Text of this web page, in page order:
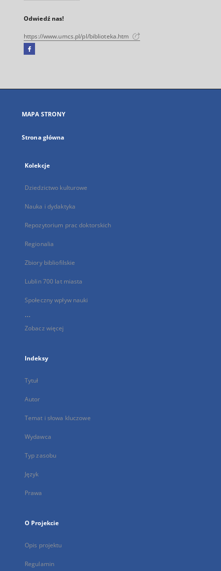
Odwiedź nas!
https://www.umcs.pl/pl/biblioteka.htm
Facebook
się
karcie
MAPA STRONY
Strona główna
Kolekcje
Dziedzictwo kulturowe
Nauka i dydaktyka
Repozytorium prac doktorskich
Regionalia
Zbiory bibliofilskie
Lublin 700 lat miasta
Społeczny wpływ nauki
...
Zobacz więcej
Indeksy
Tytuł
Autor
Temat i słowa kluczowe
Wydawca
Typ zasobu
Język
Prawa
O Projekcie
Opis projektu
Regulamin